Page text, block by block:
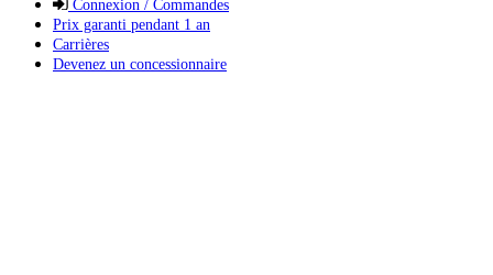
Connexion / Commandes
Prix garanti pendant 1 an
Carrières
Devenez un concessionnaire